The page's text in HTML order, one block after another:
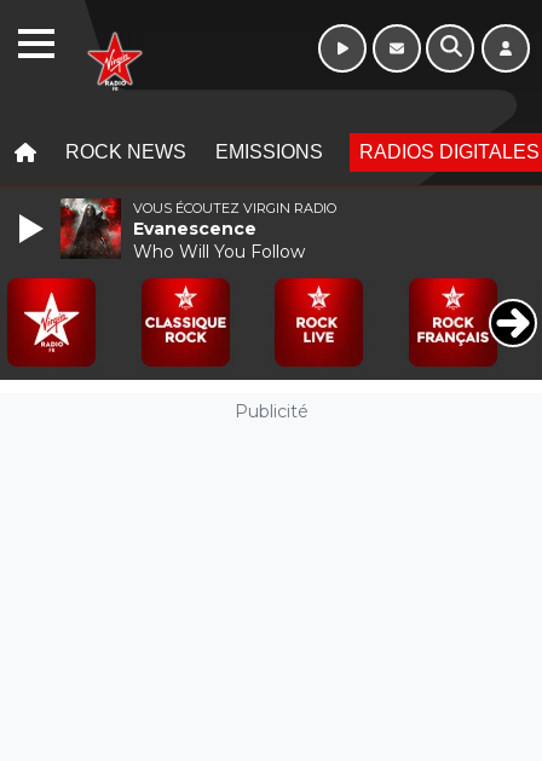
ROCK NEWS EMISSIONS RADIOS DIGITALES
Publicité
VOUS ÉCOUTEZ VIRGIN RADIO
Evanescence
Who Will You Follow
WEBRADIO